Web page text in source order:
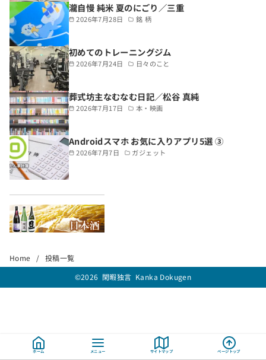
2026年7月28日 銘 柄
瀧自慢 純米 夏のにごり／三重
2026年7月24日 日々のこと
初めてのトレーニングジム
2026年7月17日 本・映画
葬式坊主なむなむ日記／松谷 真純
2026年7月7日 ガジェット
Androidスマホ お気に入りアプリ5選 ③
Home
投稿一覧
©2026 閑暇独言 Kanka Dokugen
ホーム メニュー サイトマップ ページトップ